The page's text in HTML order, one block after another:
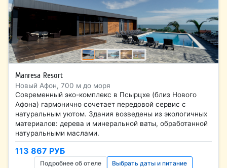
Manresa Resort
Новый Афон, 700 м до моря
Современный эко-комплекс в Псырцхе (близ Нового
Афона) гармонично сочетает передовой сервис с
натуральным уютом. Здания возведены из экологичных
материалов: дерева и минеральной ваты, обработанной
натуральными маслами.
113 867 РУБ
Подробнее об отеле Выбрать даты и питание